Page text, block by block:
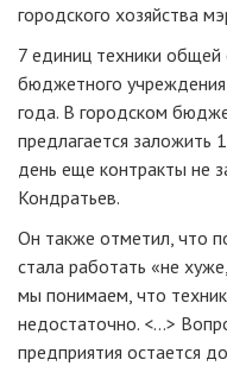
городского хозяйства
7 единиц техники
бюджетного учреждения
года. В городском
предлагается заложить
день еще контракты не
Кондратьев.
Он также отметил, что
стала работать «не
мы понимаем, что
недостаточно. <…>
предприятия остается